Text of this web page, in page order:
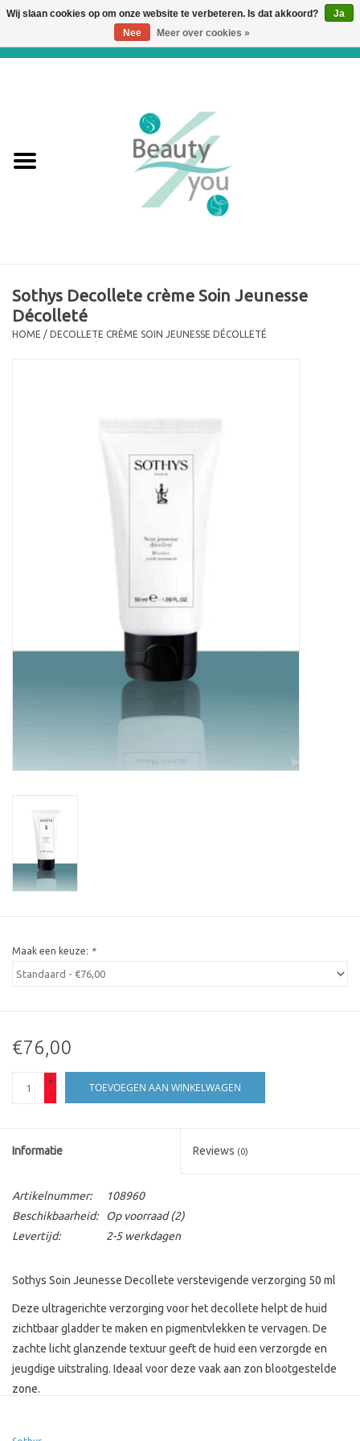
Merken
Sothys Decollete crème Soin Jeunesse
Décolleté
HOME / DECOLLETE CRÈME SOIN JEUNESSE DÉCOLLETÉ
Maak een keuze: *
€76,00
+
-
TOEVOEGEN AAN WINKELWAGEN
Informatie Reviews (0)
Artikelnummer:
108960
Beschikbaarheid:
Op voorraad(2)
Levertijd:
2-5 werkdagen
Sothys Soin Jeunesse Decollete verstevigende verzorging 50 ml
Deze ultragerichte verzorging voor het decollete helpt de huid
zichtbaar gladder te maken en pigmentvlekken te vervagen. De
zachte licht glanzende textuur geeft de huid een verzorgde en
jeugdige uitstraling. Ideaal voor deze vaak aan zon blootgestelde
zone.
Huid van het decollete gladder en egaler
Wij slaan cookies op om onze website te verbeteren. Is dat akkoord?
Ja
Nee
Meer over cookies »